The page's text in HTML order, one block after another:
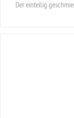
Der einteilig